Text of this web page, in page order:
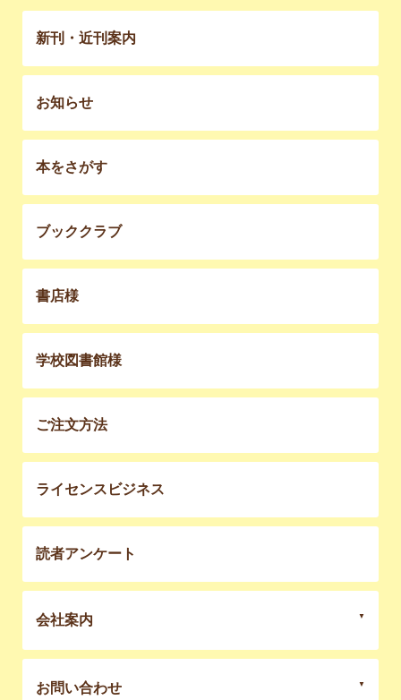
新刊・近刊案内
お知らせ
本をさがす
ブッククラブ
書店様
学校図書館様
ご注文方法
ライセンスビジネス
読者アンケート
会社案内
お問い合わせ